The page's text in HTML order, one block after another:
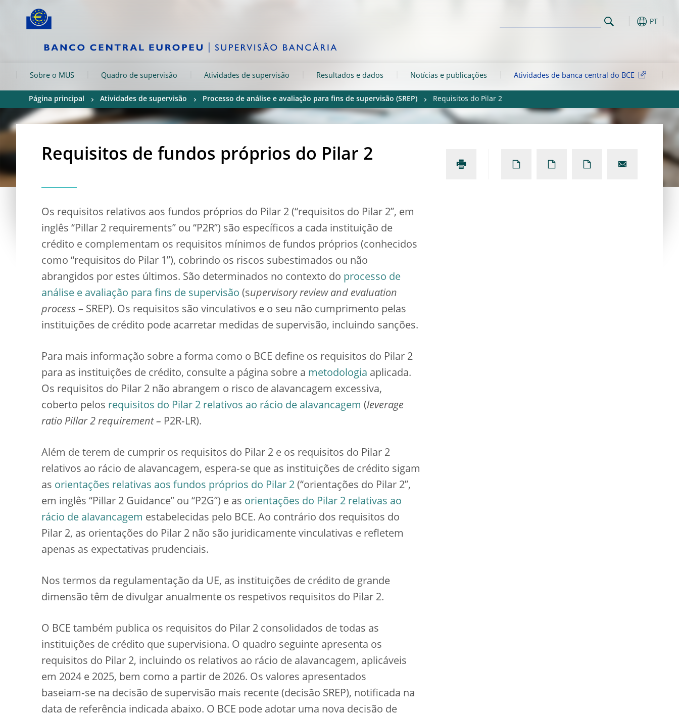
Skip to:
PT
Sobre o MUS Quadro de supervisão Atividades de supervisão Resultados e dados Notícias e publicações Atividades de banca central do BCE
Página principal Atividades de supervisão Processo de análise e avaliação para fins de supervisão (SREP) Requisitos do Pilar 2
Requisitos de fundos próprios do Pilar 2
Os requisitos relativos aos fundos próprios do Pilar 2 (“requisitos do Pilar 2”, em
inglês “Pillar 2 requirements” ou “P2R”) são específicos a cada instituição de
crédito e complementam os requisitos mínimos de fundos próprios (conhecidos
como “requisitos do Pilar 1”), cobrindo os riscos subestimados ou não
abrangidos por estes últimos. São determinados no contexto do processo de
análise e avaliação para fins de supervisão (supervisory review and evaluation
process – SREP). Os requisitos são vinculativos e o seu não cumprimento pelas
instituições de crédito pode acarretar medidas de supervisão, incluindo sanções.
Para mais informação sobre a forma como o BCE define os requisitos do Pilar 2
para as instituições de crédito, consulte a página sobre a metodologia aplicada.
Os requisitos do Pilar 2 não abrangem o risco de alavancagem excessiva,
coberto pelos requisitos do Pilar 2 relativos ao rácio de alavancagem (leverage
ratio Pillar 2 requirement – P2R‑LR).
Além de terem de cumprir os requisitos do Pilar 2 e os requisitos do Pilar 2
relativos ao rácio de alavancagem, espera‑se que as instituições de crédito sigam
as orientações relativas aos fundos próprios do Pilar 2 (“orientações do Pilar 2”,
em inglês “Pillar 2 Guidance” ou “P2G”) e as orientações do Pilar 2 relativas ao
rácio de alavancagem estabelecidas pelo BCE. Ao contrário dos requisitos do
Pilar 2, as orientações do Pilar 2 não são juridicamente vinculativas e refletem
apenas as expectativas prudenciais.
Nos termos da regulamentação da UE, as instituições de crédito de grande
dimensão têm de divulgar anualmente os respetivos requisitos do Pilar 2.
O BCE também publica os requisitos do Pilar 2 consolidados de todas as
instituições de crédito que supervisiona. O quadro seguinte apresenta os
requisitos do Pilar 2, incluindo os relativos ao rácio de alavancagem, aplicáveis
em 2024 e 2025, bem como a partir de 2026. Os valores apresentados
baseiam‑se na decisão de supervisão mais recente (decisão SREP), notificada na
data de referência indicada abaixo. O BCE pode adotar uma nova decisão de